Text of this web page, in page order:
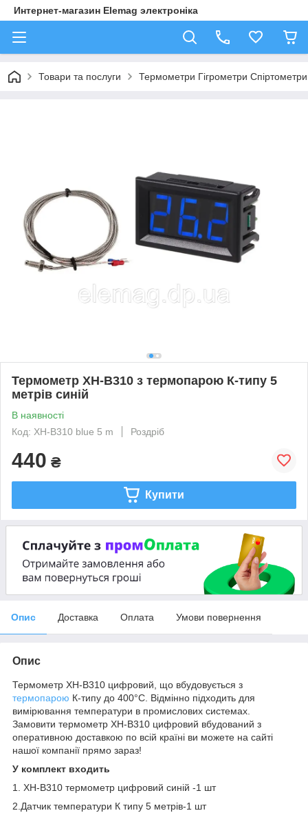
Интернет-магазин Elemag электроніка
Товари та послуги Термометри Гігрометри Спіртометри
Термометр XH-B310 з термопарою К-типу 5
метрів синій
В наявності
Код: XH-B310 blue 5 m
Роздріб
440 ₴
Купити
Опис Доставка Оплата Умови повернення
Опис
Термометр XH-B310 цифровий, що вбудовується з
термопарою К-типу до 400°С. Відмінно підходить для
вимірювання температури в промислових системах.
Замовити термометр XH-B310 цифровий вбудований з
оперативною доставкою по всій країні ви можете на сайті
нашої компанії прямо зараз!
У комплект входить
1. XH-B310 термометр цифровий синій -1 шт
2.Датчик температури К типу 5 метрів-1 шт